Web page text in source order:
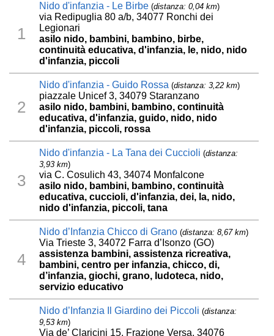
1
Nido d'infanzia - Le Birbe (distanza: 0,04 km)
via Redipuglia 80 a/b, 34077 Ronchi dei
Legionari
asilo nido, bambini, bambino, birbe,
continuità educativa, d'infanzia, le, nido, nido
d'infanzia, piccoli
2
Nido d'infanzia - Guido Rossa (distanza: 3,22 km)
piazzale Unicef 3, 34079 Staranzano
asilo nido, bambini, bambino, continuità
educativa, d'infanzia, guido, nido, nido
d'infanzia, piccoli, rossa
3
Nido d'infanzia - La Tana dei Cuccioli (distanza:
3,93 km)
via C. Cosulich 43, 34074 Monfalcone
asilo nido, bambini, bambino, continuità
educativa, cuccioli, d'infanzia, dei, la, nido,
nido d'infanzia, piccoli, tana
4
Nido d’Infanzia Chicco di Grano (distanza: 8,67 km)
Via Trieste 3, 34072 Farra d’Isonzo (GO)
assistenza bambini, assistenza ricreativa,
bambini, centro per infanzia, chicco, di,
d’infanzia, giochi, grano, ludoteca, nido,
servizio educativo
Nido d’Infanzia Il Giardino dei Piccoli (distanza:
9,53 km)
Via de’ Claricini 15, Frazione Versa, 34076